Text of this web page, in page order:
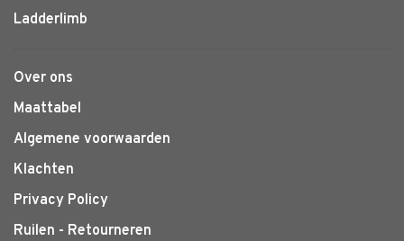
Ladderlimb
Over ons
Maattabel
Algemene voorwaarden
Klachten
Privacy Policy
Ruilen - Retourneren